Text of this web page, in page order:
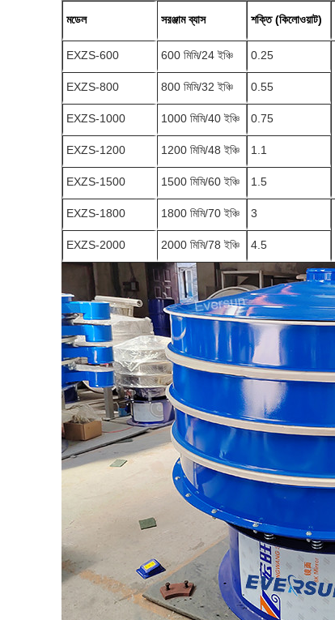
মডেল সরঞ্জাম ব্যাস শক্তি (কিলোওয়াট)
EXZS-600 600 মিমি/24 ইঞ্চি 0.25
EXZS-800 800 মিমি/32 ইঞ্চি 0.55
EXZS-1000 1000 মিমি/40 ইঞ্চি 0.75
EXZS-1200 1200 মিমি/48 ইঞ্চি 1.1
EXZS-1500 1500 মিমি/60 ইঞ্চি 1.5
EXZS-1800 1800 মিমি/70 ইঞ্চি
3
EXZS-2000 2000 মিমি/78 ইঞ্চি 4.5